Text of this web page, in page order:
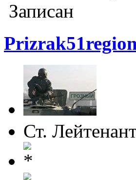
Записан
Ст.